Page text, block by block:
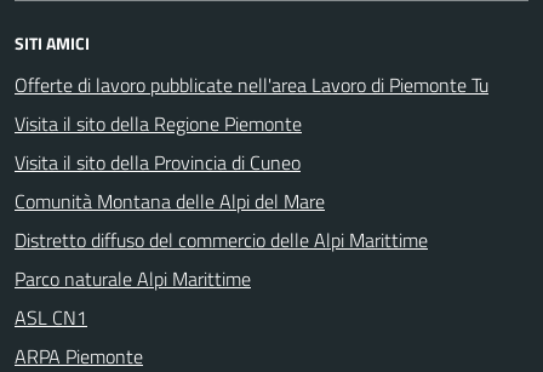
SITI AMICI
Offerte di lavoro pubblicate nell'area Lavoro di Piemonte Tu
Visita il sito della Regione Piemonte
Visita il sito della Provincia di Cuneo
Comunità Montana delle Alpi del Mare
Distretto diffuso del commercio delle Alpi Marittime
Parco naturale Alpi Marittime
ASL CN1
ARPA Piemonte